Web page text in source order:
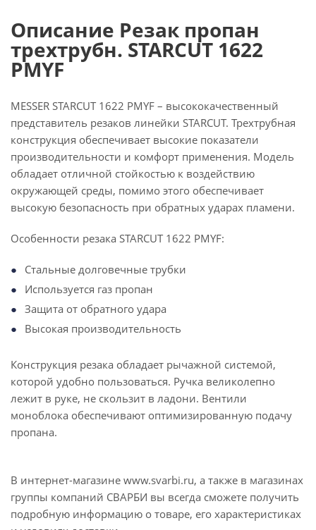
Описание Резак пропан
трехтрубн. STARCUT 1622
PMYF
MESSER STARCUT 1622 PMYF – высококачественный
представитель резаков линейки STARCUT. Трехтрубная
конструкция обеспечивает высокие показатели
производительности и комфорт применения. Модель
обладает отличной стойкостью к воздействию
окружающей среды, помимо этого обеспечивает
высокую безопасность при обратных ударах пламени.
Особенности резака STARCUT 1622 PMYF:
Стальные долговечные трубки
Используется газ пропан
Защита от обратного удара
Высокая производительность
Конструкция резака обладает рычажной системой,
которой удобно пользоваться. Ручка великолепно
лежит в руке, не скользит в ладони. Вентили
моноблока обеспечивают оптимизированную подачу
пропана.
В интернет-магазине www.svarbi.ru, а также в магазинах
группы компаний СВАРБИ вы всегда сможете получить
подробную информацию о товаре, его характеристиках